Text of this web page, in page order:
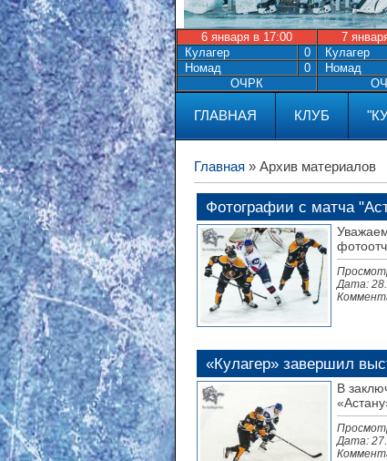
6 января в 17:00 7
Кулагер
0 Кулагер
Номад
0 Номад
ОЧРК
ГЛАВНАЯ КЛУБ
Главная » Архив материалов
Фотографии с матча
Дата:
«Кулагер» завершил
В
Дата: